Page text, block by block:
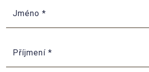
Jméno *
Příjmení *